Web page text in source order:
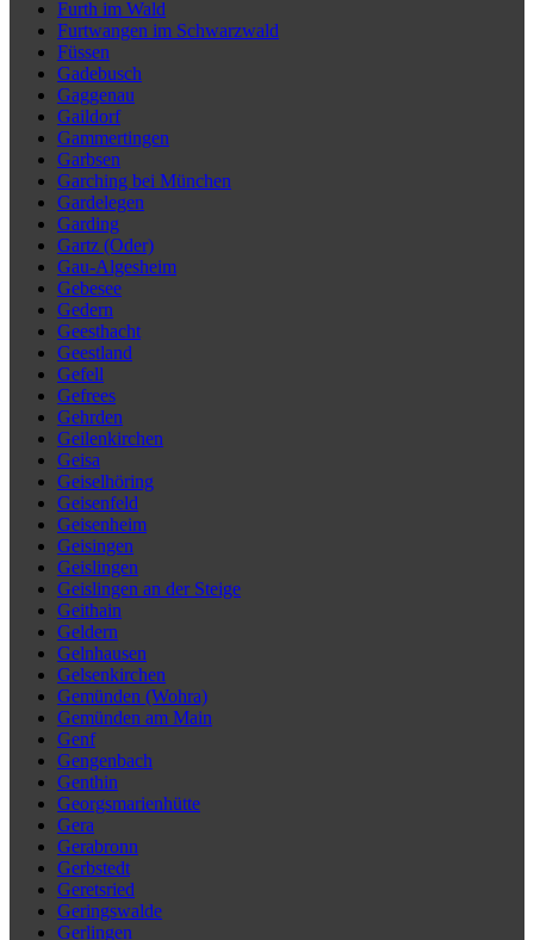
Furth im Wald
Furtwangen im Schwarzwald
Füssen
Gadebusch
Gaggenau
Gaildorf
Gammertingen
Garbsen
Garching bei München
Gardelegen
Garding
Gartz (Oder)
Gau-Algesheim
Gebesee
Gedern
Geesthacht
Geestland
Gefell
Gefrees
Gehrden
Geilenkirchen
Geisa
Geiselhöring
Geisenfeld
Geisenheim
Geisingen
Geislingen
Geislingen an der Steige
Geithain
Geldern
Gelnhausen
Gelsenkirchen
Gemünden (Wohra)
Gemünden am Main
Genf
Gengenbach
Genthin
Georgsmarienhütte
Gera
Gerabronn
Gerbstedt
Geretsried
Geringswalde
Gerlingen